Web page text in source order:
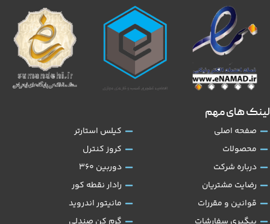
لینک های مهم
صفحه اصلی
محصولات
درباره شرکت
رضایت مشتریان
قوانین و مقررات
کیلس استارتر
کروز کنترل
دوربین 360
رادار نقطه کور
مانیتور اندروید